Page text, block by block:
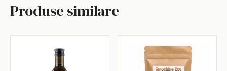
Produse similare